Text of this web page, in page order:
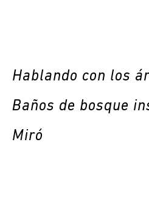
Hablando con los
Baños de bosque
Miró